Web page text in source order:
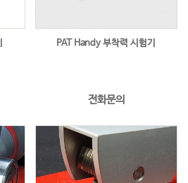
PAT Handy 부착력 시험기
전화문의